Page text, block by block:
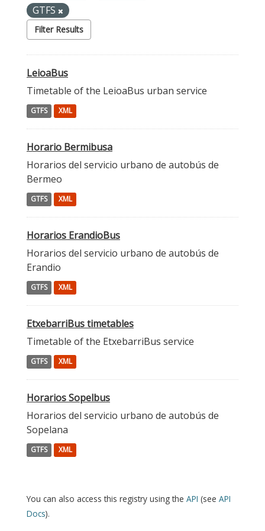
GTFS
Filter Results
LeioaBus
Timetable of the LeioaBus urban service
GTFS XML
Horario Bermibusa
Horarios del servicio urbano de autobús de
Bermeo
GTFS XML
Horarios ErandioBus
Horarios del servicio urbano de autobús de
Erandio
GTFS XML
EtxebarriBus timetables
Timetable of the EtxebarriBus service
GTFS XML
Horarios Sopelbus
Horarios del servicio urbano de autobús de
Sopelana
GTFS XML
You can also access this registry using the API (see API
Docs).